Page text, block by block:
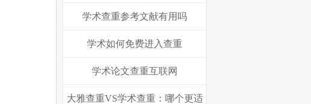
学术查重参考文献有用吗
学术如何免费进入查重
学术论文查重互联网
大雅查重VS学术查重：哪个更适